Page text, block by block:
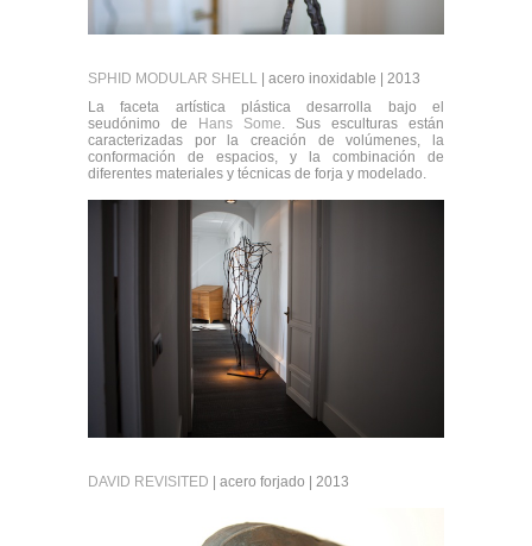
SPHID MODULAR SHELL | acero inoxidable | 2013
La faceta artística plástica desarrolla bajo el
seudónimo de
Hans Some. Sus esculturas están
caracterizadas por la creación de volúmenes, la
conformación de espacios, y la combinación de
diferentes materiales y técnicas de forja y modelado.
DAVID REVISITED | acero forjado | 2013